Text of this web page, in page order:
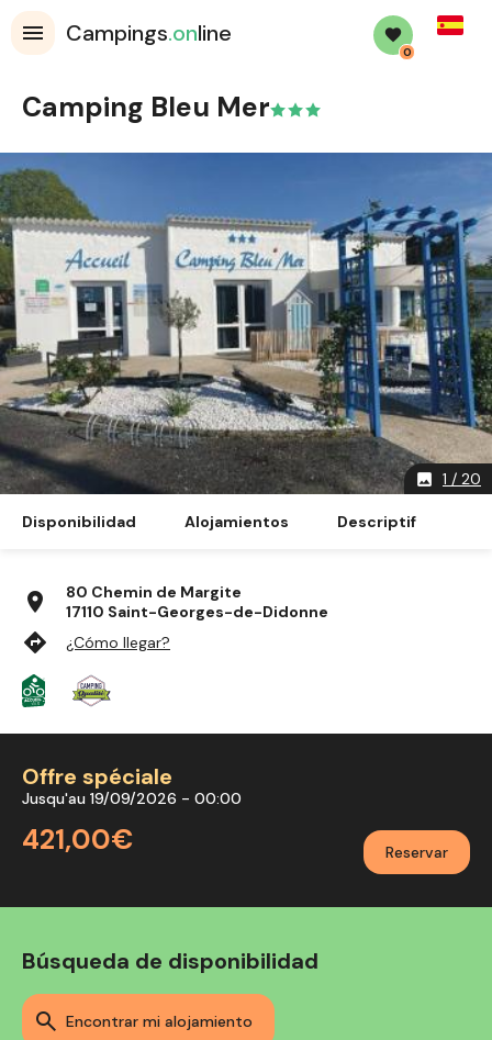
Campings.online
0
Camping Bleu Mer
image 1 / 20
Disponibilidad Alojamientos Descriptif
location_on
80 Chemin de Margite
17110 Saint-Georges-de-Didonne
directions ¿Cómo llegar?
Offre spéciale
Jusqu'au 19/09/2026 - 00:00
421,00€ Reservar
Búsqueda de disponibilidad
encontrar mi alojamiento